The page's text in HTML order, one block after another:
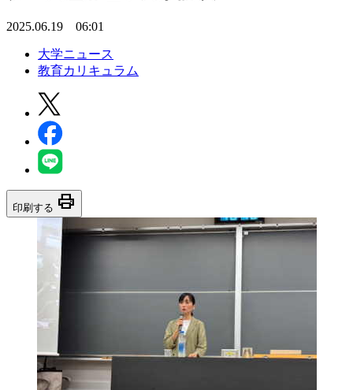
2025.06.19 06:01
大学ニュース
教育カリキュラム
印刷する print